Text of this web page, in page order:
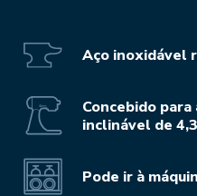
Aço inoxidável
Concebido
inclinável de
Pode ir à